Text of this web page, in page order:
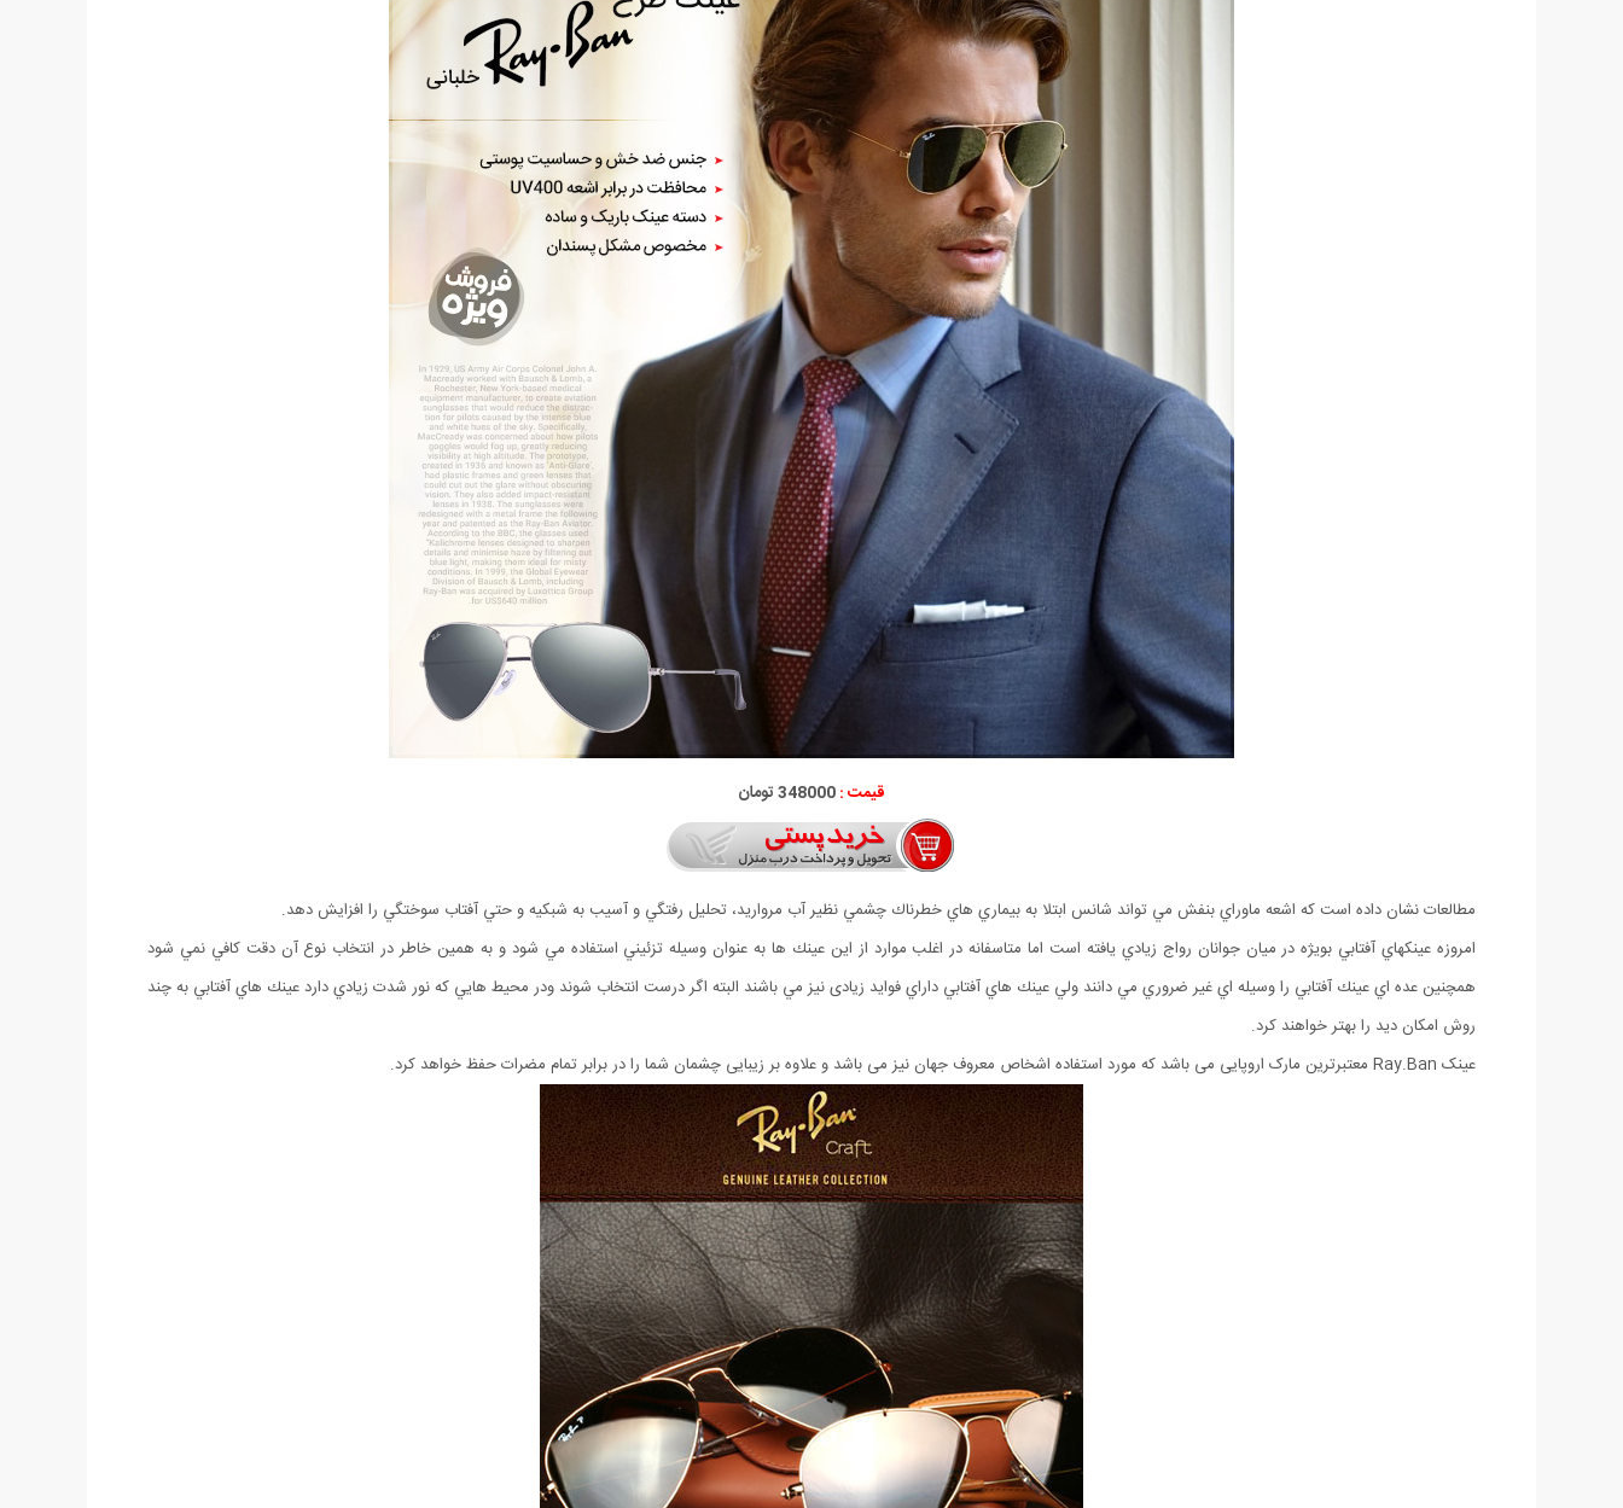
قیمت :
مطالعات نشان داده است که اشعه ماوراي بنفش مي تواند شانس ابتلا به بيماري هاي خطرناك چشمي نظير آب مرواريد، تحليل رفتگي و آسيب به شبكيه و حتي آفتاب سوختگي را افزایش دهد.
امروزه عينكهاي آفتابي بويژه در ميان جوانان رواج زيادي يافته است اما متاسفانه در اغلب موارد از اين عينك ها به عنوان وسيله تزئيني استفاده مي شود و به همين خاطر در انتخاب نوع آن دقت كافي نمي شود
همچنين عده اي عينك آفتابي را وسيله اي غير ضروري مي دانند ولي عينك هاي آفتابي داراي فوايد زیادی نيز مي باشند البته اگر درست انتخاب شوند ودر محيط هايي كه نور شدت زيادي دارد عينك هاي آفتابي به چند
روش امكان ديد را بهتر خواهند كرد.
عینک Ray.Ban معتبرترین مارک اروپایی می باشد که مورد استفاده اشخاص معروف جهان نیز می باشد و علاوه بر زیبایی چشمان شما را در برابر تمام مضرات حفظ خواهد کرد.